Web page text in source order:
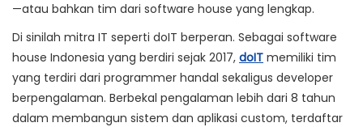
—atau bahkan tim dari software house yang lengkap.
Di sinilah mitra IT seperti doIT berperan. Sebagai software
house Indonesia yang berdiri sejak 2017, doIT memiliki tim
yang terdiri dari programmer handal sekaligus developer
berpengalaman. Berbekal pengalaman lebih dari 8 tahun
dalam membangun sistem dan aplikasi custom, terdaftar